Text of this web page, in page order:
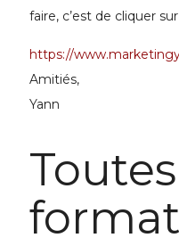
faire, c’est de cliquer
https://
Amitiés,
Yann